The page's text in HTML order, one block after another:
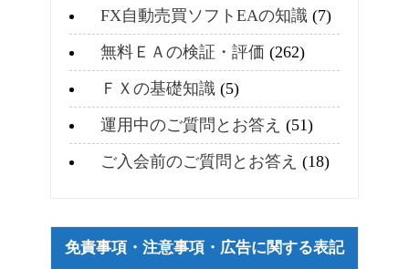
FX自動売買ソフトEAの知識 (7)
無料ＥＡの検証・評価 (262)
ＦＸの基礎知識 (5)
運用中のご質問とお答え (51)
ご入会前のご質問とお答え (18)
免責事項・注意事項・広告に関する表記